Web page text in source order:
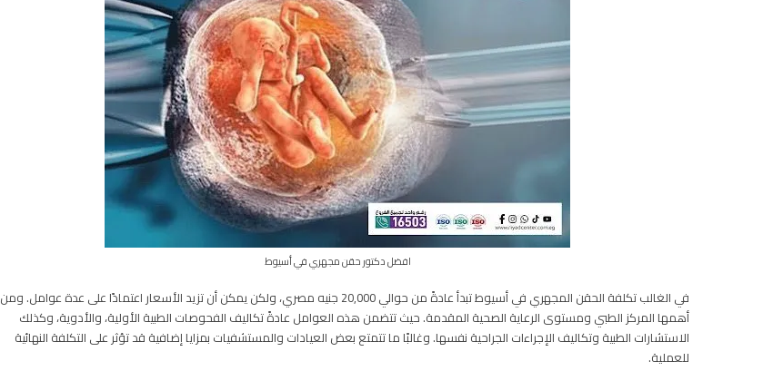
افضل دكتور حقن مجهري في أسيوط
في الغالب تكلفة الحقن المجهري في أسيوط تبدأ عادةً من حوالي 20,000 جنيه مصري، ولكن يمكن أن تزيد الأسعار اعتمادًا على عدة عوامل. ومن
أهمها المركز الطبي ومستوى الرعاية الصحية المقدمة. حيث تتضمن هذه العوامل عادةً تكاليف الفحوصات الطبية الأولية، والأدوية، وكذلك
الاستشارات الطبية وتكاليف الإجراءات الجراحية نفسها. وغالبًا ما تتمتع بعض العيادات والمستشفيات بمزايا إضافية قد تؤثر على التكلفة النهائية
للعملية.